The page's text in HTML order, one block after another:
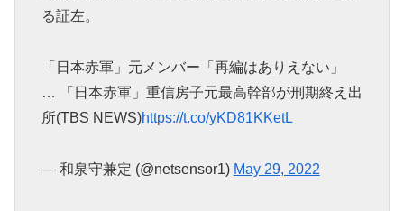
る証左。
「日本赤軍」元メンバー「再編はありえない」
… 「日本赤軍」重信房子元最高幹部が刑期終え出
所(TBS NEWS)https://t.co/yKD81KKetL
— 和泉守兼定 (@netsensor1) May 29, 2022